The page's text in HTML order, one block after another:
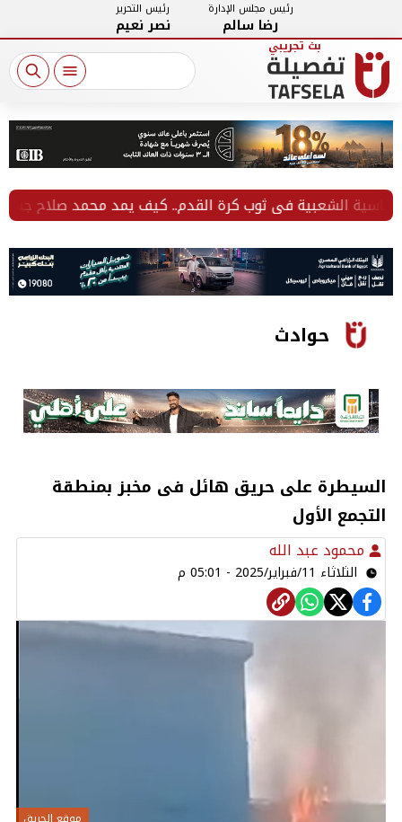
رئيس مجلس الإدارة
رضا سالم
رئيس التحرير
نصر نعيم
الشعبية في ثوب كرة القدم.. كيف يمد محمد صلاح جسور
حوادث
السيطرة على حريق هائل فى مخبز بمنطقة
التجمع الأول
محمود عبد الله
الثلاثاء 11/فبراير/2025 - 05:01 م
موقع الحريق